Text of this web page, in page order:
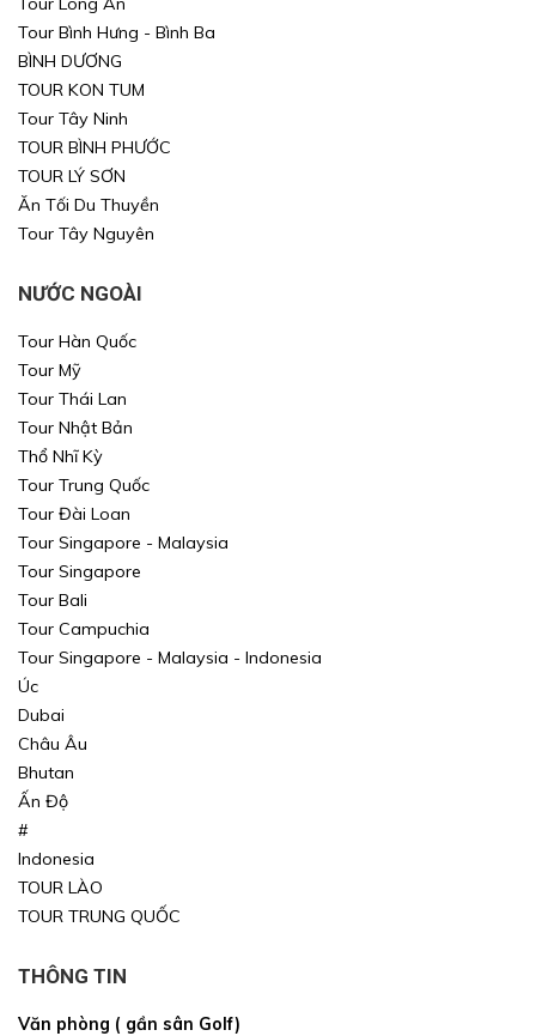
Xin mời Quý khách chọn thông tin cần tìm kiếm
Chọn nơi đi
Chọn nơi đến
Xin mời Quý khách chọn thông tin cần tìm kiếm
Chọn nơi đi
Chọn nơi đến
Xin mời Quý khách chọn thông tin cần tìm kiếm
Xin mời Quý khách chọn thông tin cần tìm kiếm
Chọn khu vực
Khoảng giá
Tour Bình Hưng - Bình Ba
BÌNH DƯƠNG
TOUR KON TUM
Tour Tây Ninh
TOUR BÌNH PHƯỚC
TOUR LÝ SƠN
Ăn Tối Du Thuyền
Tour Tây Nguyên
NƯỚC NGOÀI
Tour Hàn Quốc
Tour Mỹ
Tour Thái Lan
Tour Nhật Bản
Thổ Nhĩ Kỳ
Tour Trung Quốc
Tour Đài Loan
Tour Singapore - Malaysia
Tour Singapore
Tour Bali
Tour Campuchia
Tour Singapore - Malaysia - Indonesia
Úc
Dubai
Châu Âu
Bhutan
Ấn Độ
#
Indonesia
TOUR LÀO
TOUR TRUNG QUỐC
THÔNG TIN
Văn phòng ( gần sân Golf)